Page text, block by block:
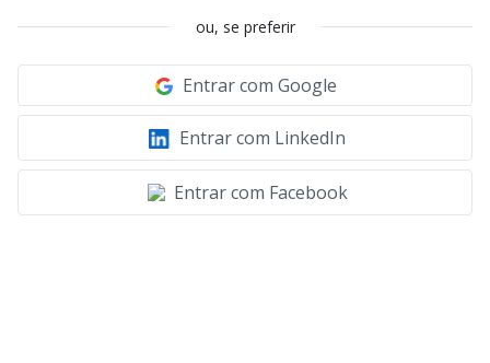
ou, se preferir
Entrar com Google
Entrar com LinkedIn
Entrar com Facebook